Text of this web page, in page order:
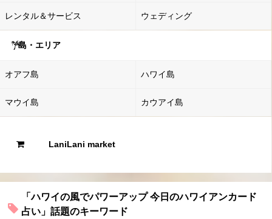
レンタル＆サービス ウェディング
島・エリア
オアフ島 ハワイ島
マウイ島 カウアイ島
LaniLani market
「ハワイの風でパワーアップ 今日のハワイアンカード
占い」話題のキーワード